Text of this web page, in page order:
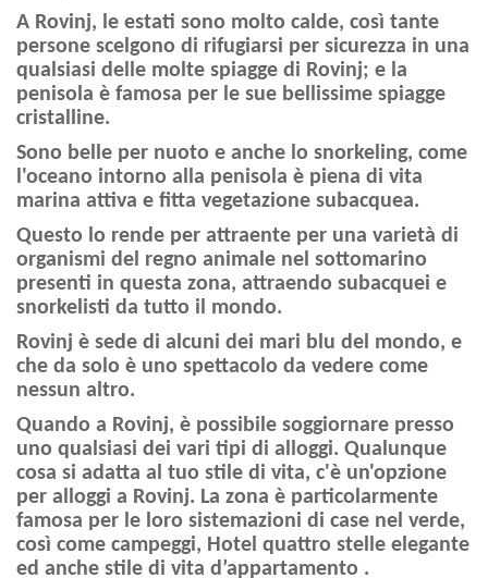
A Rovinj, le estati sono molto calde, così tante
persone scelgono di rifugiarsi per sicurezza in una
qualsiasi delle molte spiagge di Rovinj; e la
penisola è famosa per le sue bellissime spiagge
cristalline.
Sono belle per nuoto e anche lo snorkeling, come
l'oceano intorno alla penisola è piena di vita
marina attiva e fitta vegetazione subacquea.
Questo lo rende per attraente per una varietà di
organismi del regno animale nel sottomarino
presenti in questa zona, attraendo subacquei e
snorkelisti da tutto il mondo.
Rovinj è sede di alcuni dei mari blu del mondo, e
che da solo è uno spettacolo da vedere come
nessun altro.
Quando a Rovinj, è possibile soggiornare presso
uno qualsiasi dei vari tipi di alloggi. Qualunque
cosa si adatta al tuo stile di vita, c'è un'opzione
per alloggi a Rovinj. La zona è particolarmente
famosa per le loro sistemazioni di case nel verde,
così come campeggi, Hotel quattro stelle elegante
ed anche stile di vita d’appartamento .